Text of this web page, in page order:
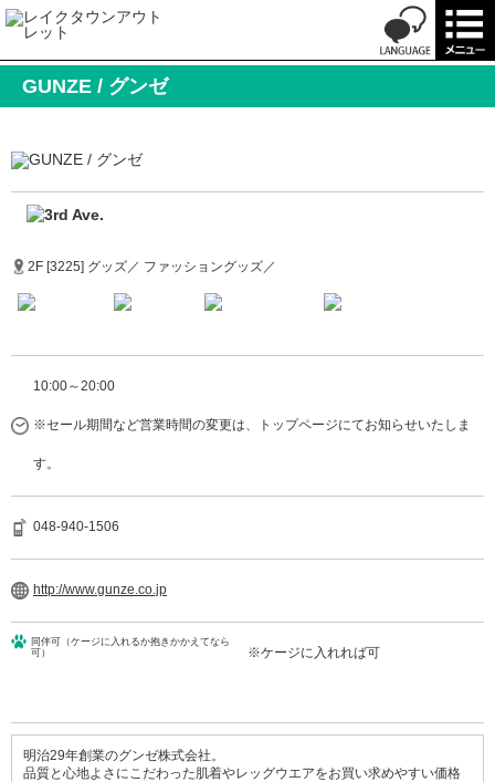
GUNZE / グンゼ
2F [3225] グッズ／ ファッショングッズ／
10:00～20:00
※セール期間など営業時間の変更は、トップページにてお知らせいたしま
す。
048-940-1506
http://www.gunze.co.jp
同伴可（ケージに入れるか抱きかかえてなら
可）
※ケージに入れれば可
明治29年創業のグンゼ株式会社。
品質と心地よさにこだわった肌着やレッグウエアをお買い求めやすい価格